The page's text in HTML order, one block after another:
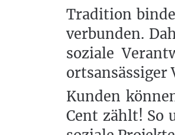
Tradition
verbunden.
soziale
ortsansässiger
Kunden
Cent zählt! So